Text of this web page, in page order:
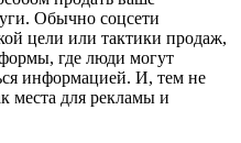
Обычно соцсети
цели или тактики продаж,
где люди могут
информацией. И, тем не
места для рекламы и